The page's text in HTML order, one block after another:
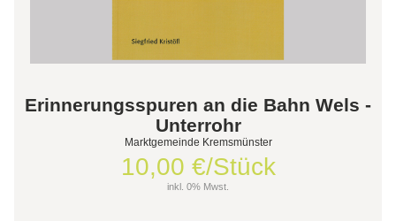
Erinnerungsspuren an die Bahn Wels -
Unterrohr
Marktgemeinde Kremsmünster
10,00 €/Stück
inkl. 0% Mwst.